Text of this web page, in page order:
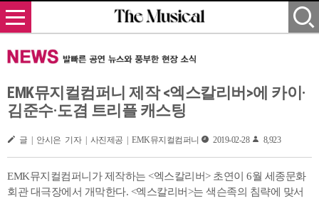
EMK뮤지컬컴퍼니 제작 <엑스칼리버>에 카이·
김준수·도겸 트리플 캐스팅
글 | 안시은 기자 | 사진제공 | EMK뮤지컬컴퍼니 2019-02-28 8,923
EMK뮤지컬컴퍼니가 제작하는 <엑스칼리버> 초연이 6월 세종문화
회관 대극장에서 개막한다. <엑스칼리버>는 색슨족의 침략에 맞서